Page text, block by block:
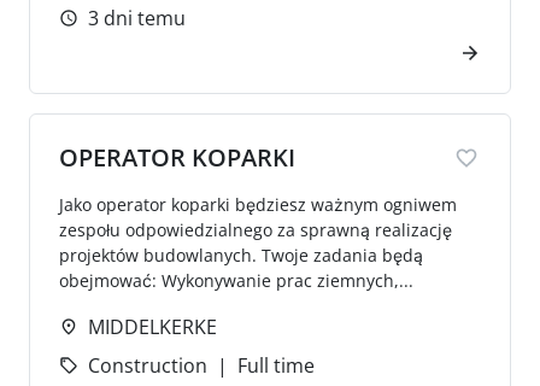
3 dni temu
OPERATOR KOPARKI
Jako operator koparki będziesz ważnym ogniwem
zespołu odpowiedzialnego za sprawną realizację
projektów budowlanych. Twoje zadania będą
obejmować: Wykonywanie prac ziemnych,...
MIDDELKERKE
Construction
Full time